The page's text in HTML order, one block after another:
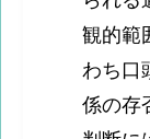
観的範
わち口
係の存